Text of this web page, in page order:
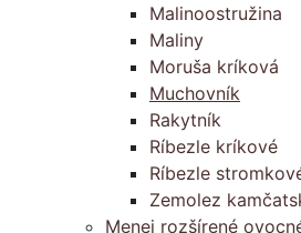
Malinoostružina
Maliny
Moruša kríková
Muchovník
Rakytník
Ríbezle kríkové
Ríbezle
Zemolez
Menej rozšírené